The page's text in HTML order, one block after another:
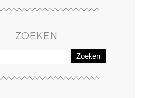
ZOEKEN
Zoeken